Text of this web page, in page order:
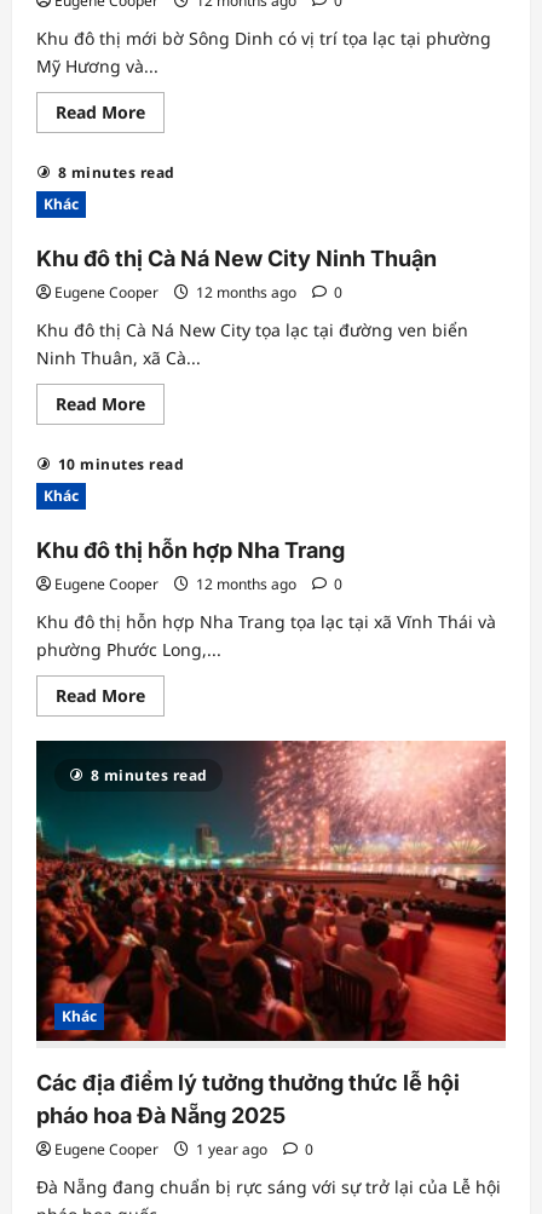
Khu đô thị mới bờ Sông Dinh có vị trí tọa lạc tại phường
Mỹ Hương và...
Read MoreRead
more
Sông
Dinh:
đô
thị
mới
tại
Thuận
8 minutes read
Khác
Khu đô thị Cà Ná New City Ninh Thuận
Eugene Cooper 12 months ago 0
Khu đô thị Cà Ná New City tọa lạc tại đường ven biển
Ninh Thuân, xã Cà...
Read MoreRead
more
đô
New
City
Ninh
Thuận
10 minutes read
Khác
Khu đô thị hỗn hợp Nha Trang
Eugene Cooper 12 months ago 0
Khu đô thị hỗn hợp Nha Trang tọa lạc tại xã Vĩnh Thái và
phường Phước Long,...
Read MoreRead
more
Khu
thị
hỗn
Trang
8 minutes read
Khác
Các địa điểm lý tưởng thưởng thức lễ hội
pháo hoa Đà Nẵng 2025
Eugene Cooper 1 year ago 0
Đà Nẵng đang chuẩn bị rực sáng với sự trở lại của Lễ hội